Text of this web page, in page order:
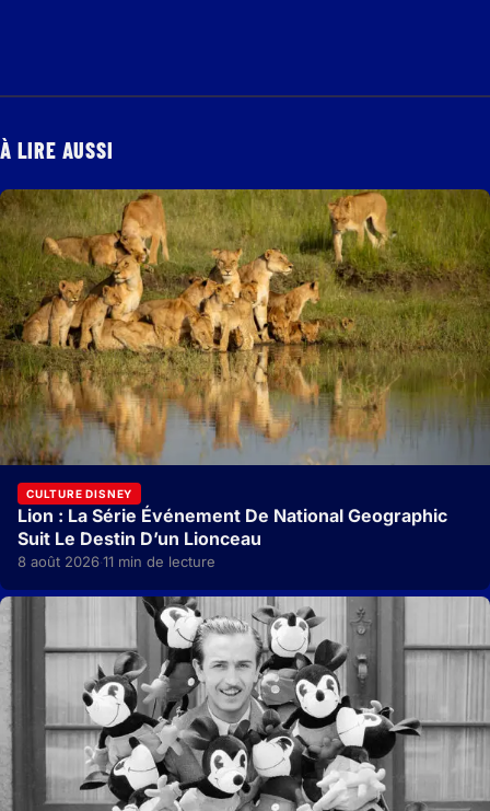
À LIRE AUSSI
CULTURE DISNEY
Lion : La Série Événement De National Geographic
Suit Le Destin D’un Lionceau
8 août 2026·11 min de lecture